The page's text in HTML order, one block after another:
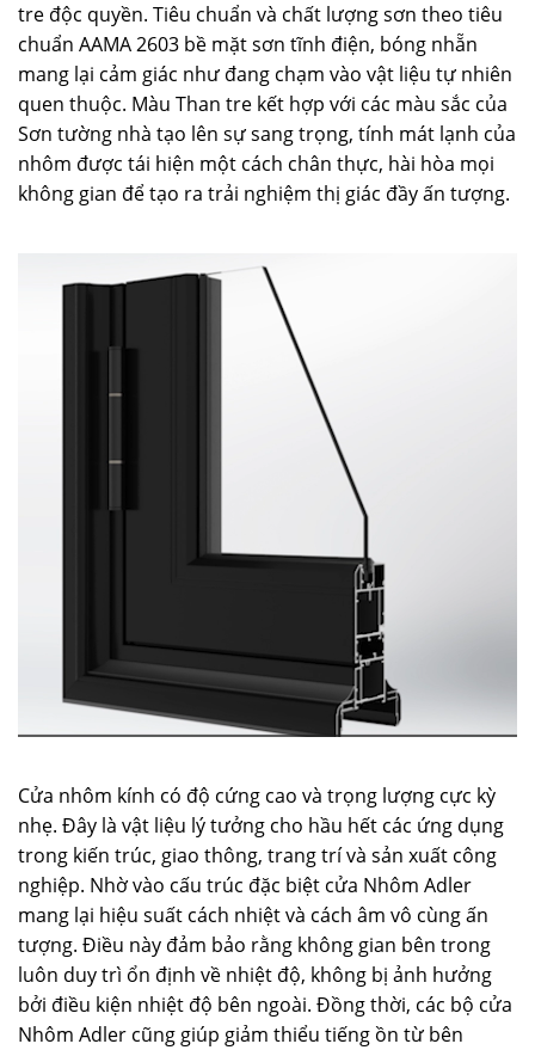
tre độc quyền. Tiêu chuẩn và chất lượng sơn theo tiêu
chuẩn AAMA 2603 bề mặt sơn tĩnh điện, bóng nhẵn
mang lại cảm giác như đang chạm vào vật liệu tự nhiên
quen thuộc. Màu Than tre kết hợp với các màu sắc của
Sơn tường nhà tạo lên sự sang trọng, tính mát lạnh của
nhôm được tái hiện một cách chân thực, hài hòa mọi
không gian để tạo ra trải nghiệm thị giác đầy ấn tượng.
Cửa nhôm kính có độ cứng cao và trọng lượng cực kỳ
nhẹ. Đây là vật liệu lý tưởng cho hầu hết các ứng dụng
trong kiến trúc, giao thông, trang trí và sản xuất công
nghiệp. Nhờ vào cấu trúc đặc biệt cửa Nhôm Adler
mang lại hiệu suất cách nhiệt và cách âm vô cùng ấn
tượng. Điều này đảm bảo rằng không gian bên trong
luôn duy trì ổn định về nhiệt độ, không bị ảnh hưởng
bởi điều kiện nhiệt độ bên ngoài. Đồng thời, các bộ cửa
Nhôm Adler cũng giúp giảm thiểu tiếng ồn từ bên